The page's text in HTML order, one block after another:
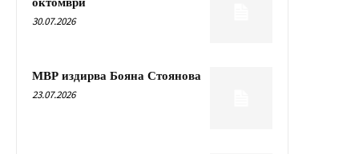
30.07.2026
МВР издирва Бояна Стоянова
23.07.2026